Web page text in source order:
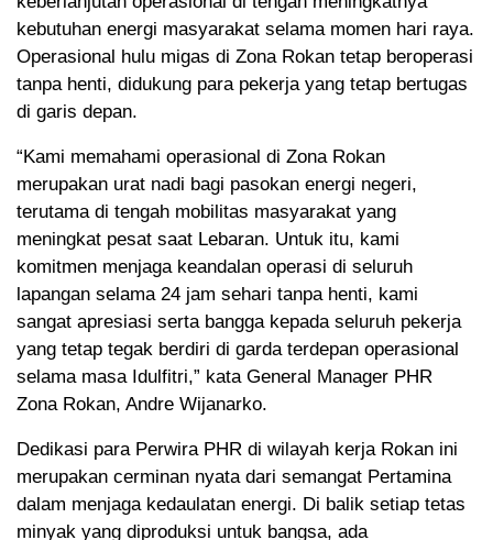
kebutuhan energi masyarakat selama momen hari raya.
Operasional hulu migas di Zona Rokan tetap beroperasi
tanpa henti, didukung para pekerja yang tetap bertugas
di garis depan.
“Kami memahami operasional di Zona Rokan
merupakan urat nadi bagi pasokan energi negeri,
terutama di tengah mobilitas masyarakat yang
meningkat pesat saat Lebaran. Untuk itu, kami
komitmen menjaga keandalan operasi di seluruh
lapangan selama 24 jam sehari tanpa henti, kami
sangat apresiasi serta bangga kepada seluruh pekerja
yang tetap tegak berdiri di garda terdepan operasional
selama masa Idulfitri,” kata General Manager PHR
Zona Rokan, Andre Wijanarko.
Dedikasi para Perwira PHR di wilayah kerja Rokan ini
merupakan cerminan nyata dari semangat Pertamina
dalam menjaga kedaulatan energi. Di balik setiap tetas
minyak yang diproduksi untuk bangsa, ada